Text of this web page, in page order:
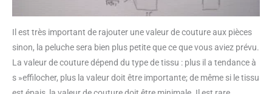
Il est très important de rajouter une valeur de couture aux pièces
sinon, la peluche sera bien plus petite que ce que vous aviez prévu.
La valeur de couture dépend du type de tissu : plus il a tendance à
s »effilocher, plus la valeur doit être importante; de même si le tissu